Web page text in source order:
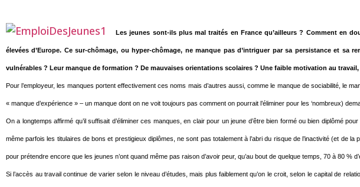
Les jeunes sont-ils plus mal traités en France qu’ailleurs ? Comment en
élevées d’Europe. Ce sur-chômage, ou hyper-chômage, ne manque pas d’intriguer par sa persistance et
vulnérables ? Leur manque de formation ? De mauvaises orientations scolaires ? Une faible motivation au
Pour l’employeur, les manques portent effectivement ces noms mais d’autres aussi, comme le manque de sociabilité, le
« manque d’expérience » – un manque dont on ne voit toujours pas comment on pourrait l’éliminer pour les ‘nombreux)
On a longtemps affirmé qu’il suffisait d’éliminer ces manques, en clair pour un jeune d’être bien formé ou bien diplômé
même parfois les titulaires de bons et prestigieux diplômes, ne sont pas totalement à l’abri du risque de l’inactivité (et de
pour prétendre encore que les jeunes n’ont quand même pas raison d’avoir peur, qu’au bout de quelque temps, 70 à 80
Si l’accès au travail continue de varier selon le niveau d’études, mais plus faiblement qu’on le croit, selon le capital de